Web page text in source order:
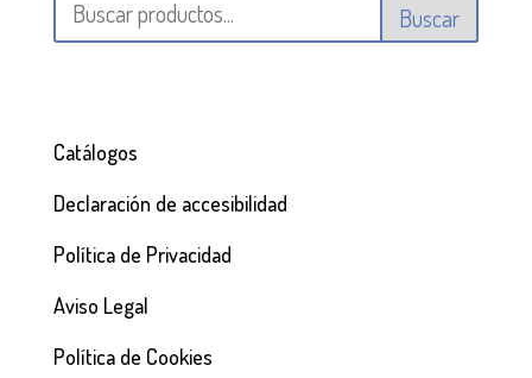
Buscar
Catálogos
Declaración de accesibilidad
Política de Privacidad
Aviso Legal
Política de Cookies